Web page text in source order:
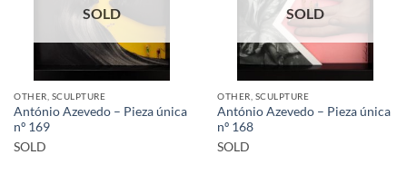
SOLD
OTHER, SCULPTURE
António Azevedo – Pieza única
nº 169
SOLD
SOLD
OTHER, SCULPTURE
António Azevedo – Pieza única
nº 168
SOLD